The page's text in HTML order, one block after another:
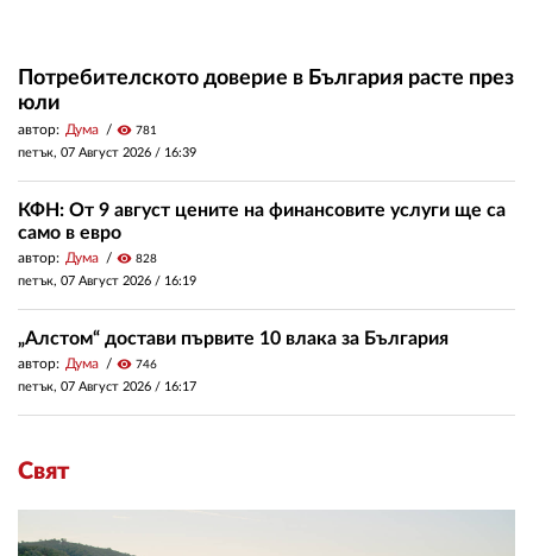
Потребителското доверие в България расте през
юли
автор: Дума visibility 781
петък, 07 Август 2026 / 16:39
КФН: От 9 август цените на финансовите услуги ще са
само в евро
автор: Дума visibility 828
петък, 07 Август 2026 / 16:19
„Алстом“ достави първите 10 влака за България
автор: Дума visibility 746
петък, 07 Август 2026 / 16:17
Свят